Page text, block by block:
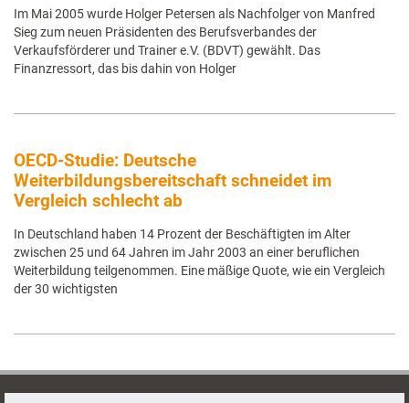
Im Mai 2005 wurde Holger Petersen als Nachfolger von Manfred
Sieg zum neuen Präsidenten des Berufsverbandes der
Verkaufsförderer und Trainer e.V. (BDVT) gewählt. Das
Finanzressort, das bis dahin von Holger
OECD-Studie: Deutsche
Weiterbildungsbereitschaft schneidet im
Vergleich schlecht ab
In Deutschland haben 14 Prozent der Beschäftigten im Alter
zwischen 25 und 64 Jahren im Jahr 2003 an einer beruflichen
Weiterbildung teilgenommen. Eine mäßige Quote, wie ein Vergleich
der 30 wichtigsten